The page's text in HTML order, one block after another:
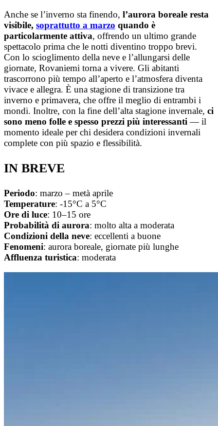
Anche se l’inverno sta finendo, l’aurora boreale resta
visibile, soprattutto a marzo quando è
particolarmente attiva, offrendo un ultimo grande
spettacolo prima che le notti diventino troppo brevi.
Con lo scioglimento della neve e l’allungarsi delle
giornate, Rovaniemi torna a vivere. Gli abitanti
trascorrono più tempo all’aperto e l’atmosfera diventa
vivace e allegra. È una stagione di transizione tra
inverno e primavera, che offre il meglio di entrambi i
mondi. Inoltre, con la fine dell’alta stagione invernale, ci
sono meno folle e spesso prezzi più interessanti — il
momento ideale per chi desidera condizioni invernali
complete con più spazio e flessibilità.
IN BREVE
Periodo: marzo – metà aprile
Temperature: -15°C a 5°C
Ore di luce: 10–15 ore
Probabilità di aurora: molto alta a moderata
Condizioni della neve: eccellenti a buone
Fenomeni: aurora boreale, giornate più lunghe
Affluenza turistica: moderata